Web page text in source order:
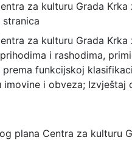
za kulturu Grada Krka
stranica
za kulturu Grada Krka
i rashodima,
funkcijskoj
i obveza; Izvještaj
plana Centra za kulturu